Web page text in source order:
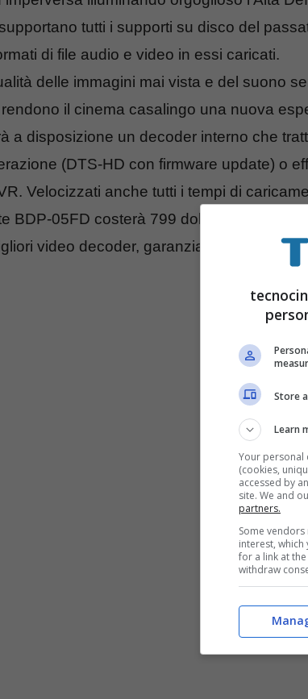
tutti i supporti su disco del
di file audio e video in essi caricati.
delle immagini mai vista e del suono
il cinema casalingo una nuova
a disposizione un decoder interno che
(DTS-HD con firmware update) o
Velocizzati anche tutti i tempi di
BDP-05FD costerà 799 dollari, BDP-51FD
video decoder, garanzia più lunga,
Store
Learn
Your personal
(cookies,
accessed by
site. We and
partners.
Some
interest,
for a link at
withdraw